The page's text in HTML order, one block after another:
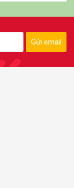
Gửi email